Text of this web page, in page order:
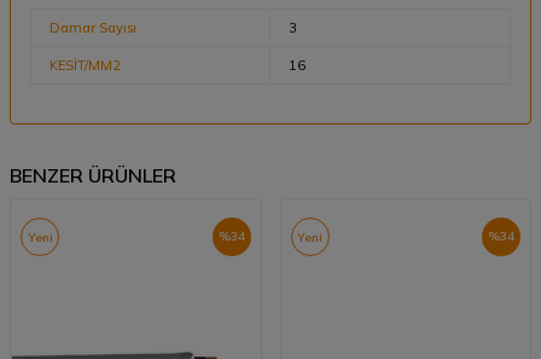
Damar Sayısı 3
KESİT/MM2 16
BENZER ÜRÜNLER
%34
Yeni %34
Yeni